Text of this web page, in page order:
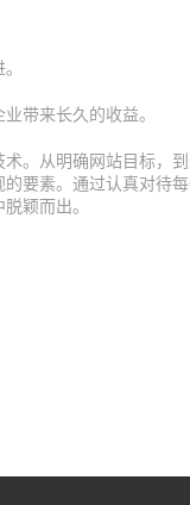
带来长久的收益。
。从明确网站目标，
要素。通过认真对待
颖而出。